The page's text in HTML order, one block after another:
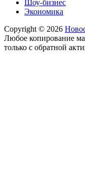
Шоу-бизнес
Экономика
Copyright © 2026
Любое копирование
только с обратной